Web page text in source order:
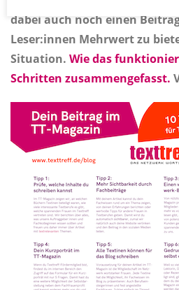
dabei auch noch einen
Leser:innen Mehrwert zu
Situation. Wie das
Schritten zusammengefasst.